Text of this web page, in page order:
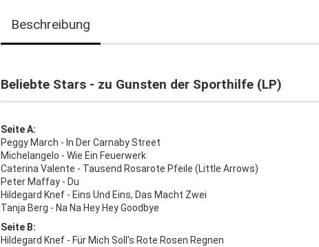
Beschreibung
Beliebte Stars - zu Gunsten der Sporthilfe (LP)
Seite A:
Peggy March - In Der Carnaby Street
Michelangelo - Wie Ein Feuerwerk
Caterina Valente - Tausend Rosarote Pfeile (Little Arrows)
Peter Maffay - Du
Hildegard Knef - Eins Und Eins, Das Macht Zwei
Tanja Berg - Na Na Hey Hey Goodbye
Seite B:
Hildegard Knef - Für Mich Soll's Rote Rosen Regnen